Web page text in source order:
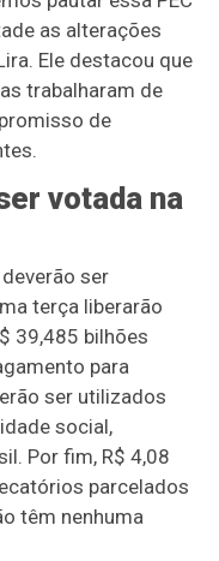
as alterações
Ele destacou que
trabalharam de
de
votada na
ser
terça liberarão
39,485 bilhões
para
ser utilizados
social,
Por fim, R$ 4,08
parcelados
têm nenhuma